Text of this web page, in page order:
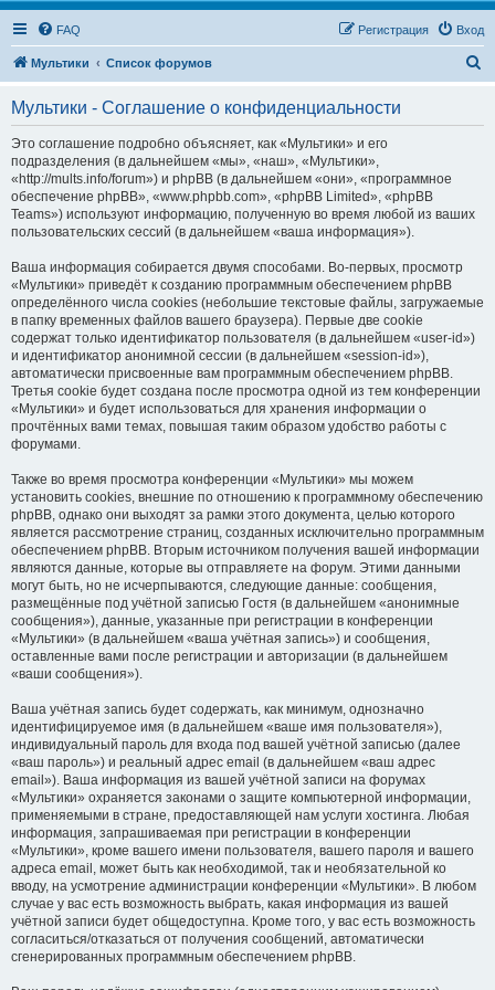
FAQ Вход
Регистрация
Мультики Список форумов
Мультики - Соглашение о конфиденциальности
Это соглашение подробно объясняет, как «Мультики» и его
подразделения (в дальнейшем «мы», «наш», «Мультики»,
«http://mults.info/forum») и phpBB (в дальнейшем «они», «программное
обеспечение phpBB», «www.phpbb.com», «phpBB Limited», «phpBB
Teams») используют информацию, полученную во время любой из ваших
пользовательских сессий (в дальнейшем «ваша информация»).
Ваша информация собирается двумя способами. Во-первых, просмотр
«Мультики» приведёт к созданию программным обеспечением phpBB
определённого числа cookies (небольшие текстовые файлы, загружаемые
в папку временных файлов вашего браузера). Первые две cookie
содержат только идентификатор пользователя (в дальнейшем «user-id»)
и идентификатор анонимной сессии (в дальнейшем «session-id»),
автоматически присвоенные вам программным обеспечением phpBB.
Третья cookie будет создана после просмотра одной из тем конференции
«Мультики» и будет использоваться для хранения информации о
прочтённых вами темах, повышая таким образом удобство работы с
форумами.
Также во время просмотра конференции «Мультики» мы можем
установить cookies, внешние по отношению к программному обеспечению
phpBB, однако они выходят за рамки этого документа, целью которого
является рассмотрение страниц, созданных исключительно программным
обеспечением phpBB. Вторым источником получения вашей информации
являются данные, которые вы отправляете на форум. Этими данными
могут быть, но не исчерпываются, следующие данные: сообщения,
размещённые под учётной записью Гостя (в дальнейшем «анонимные
сообщения»), данные, указанные при регистрации в конференции
«Мультики» (в дальнейшем «ваша учётная запись») и сообщения,
оставленные вами после регистрации и авторизации (в дальнейшем
«ваши сообщения»).
Ваша учётная запись будет содержать, как минимум, однозначно
идентифицируемое имя (в дальнейшем «ваше имя пользователя»),
индивидуальный пароль для входа под вашей учётной записью (далее
«ваш пароль») и реальный адрес email (в дальнейшем «ваш адрес
email»). Ваша информация из вашей учётной записи на форумах
«Мультики» охраняется законами о защите компьютерной информации,
применяемыми в стране, предоставляющей нам услуги хостинга. Любая
информация, запрашиваемая при регистрации в конференции
«Мультики», кроме вашего имени пользователя, вашего пароля и вашего
адреса email, может быть как необходимой, так и необязательной ко
вводу, на усмотрение администрации конференции «Мультики». В любом
случае у вас есть возможность выбрать, какая информация из вашей
учётной записи будет общедоступна. Кроме того, у вас есть возможность
согласиться/отказаться от получения сообщений, автоматически
сгенерированных программным обеспечением phpBB.